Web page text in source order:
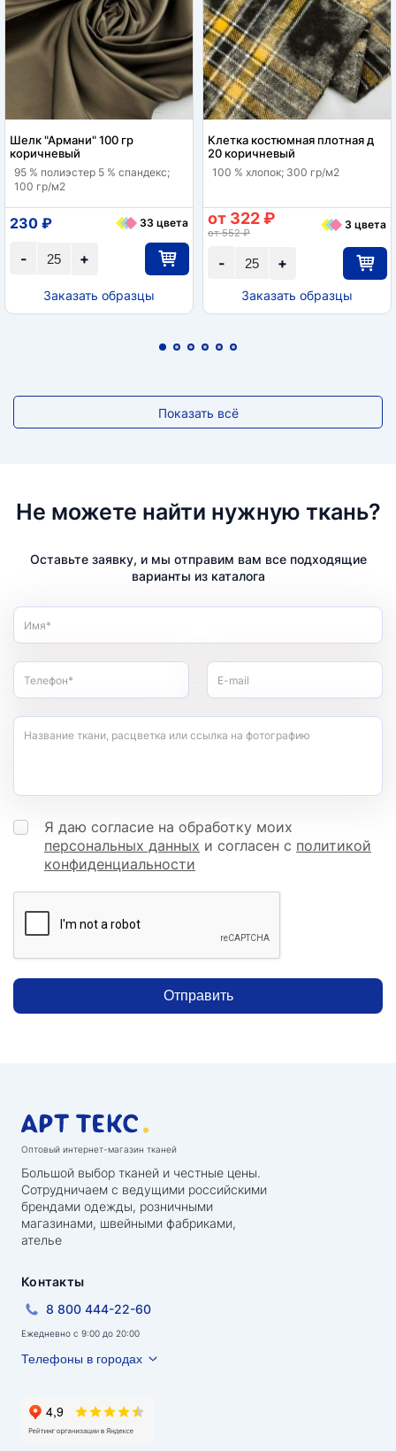
Шелк "Армани" 100 гр
коричневый
95 % полиэстер 5 % спандекс;
100 гр/м2
+
-
230 ₽ 33 цвета
Заказать образцы
Клетка костюмная плотная д
20 коричневый
100 % хлопок; 300 гр/м2
+
-
от 322 ₽
от 552 ₽
3 цвета
Заказать образцы
Показать всё
Не можете найти нужную ткань?
Оставьте заявку, и мы отправим вам все подходящие
варианты из каталога
Имя*
Телефон* E-mail
Название ткани, расцветка или ссылка на фотографию
Я даю согласие на обработку моих
персональных данных и согласен с политикой
конфиденциальности
Отправить
Оптовый интернет-магазин тканей
Большой выбор тканей и честные цены.
Сотрудничаем с ведущими российскими
брендами одежды, розничными
магазинами, швейными фабриками,
ателье
Контакты
8 800 444-22-60
Ежедневно с 9:00 до 20:00
Телефоны в городах